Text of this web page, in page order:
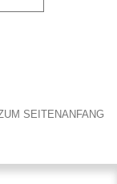
SEITENANFANG